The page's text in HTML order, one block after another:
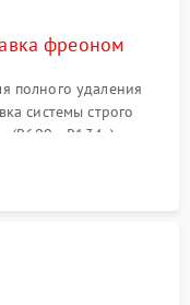
фреоном
полного удаления
системы строго
R134a) по
давления в системе.